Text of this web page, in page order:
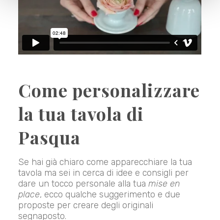
Come personalizzare
la tua tavola di
Pasqua
Se hai già chiaro come apparecchiare la tua
tavola ma sei in cerca di idee e consigli per
dare un tocco personale alla tuamise en
place, ecco qualche suggerimento e due
proposte per creare degli originali
segnaposto.